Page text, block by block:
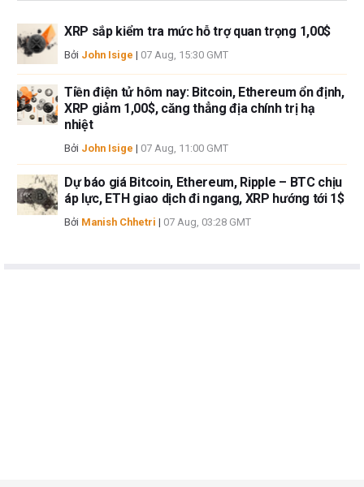
XRP sắp kiểm tra mức hỗ trợ quan trọng 1,00$
Bởi John Isige | 07 Aug, 15:30 GMT
Tiền điện tử hôm nay: Bitcoin, Ethereum ổn định,
XRP giảm 1,00$, căng thẳng địa chính trị hạ
nhiệt
Bởi John Isige | 07 Aug, 11:00 GMT
Dự báo giá Bitcoin, Ethereum, Ripple – BTC chịu
áp lực, ETH giao dịch đi ngang, XRP hướng tới 1$
Bởi Manish Chhetri | 07 Aug, 03:28 GMT